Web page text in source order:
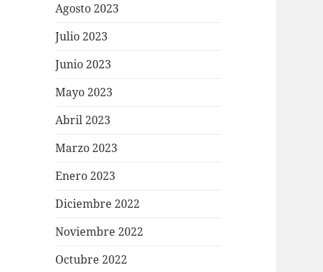
Agosto 2023
Julio 2023
Junio 2023
Mayo 2023
Abril 2023
Marzo 2023
Enero 2023
Diciembre 2022
Noviembre 2022
Octubre 2022